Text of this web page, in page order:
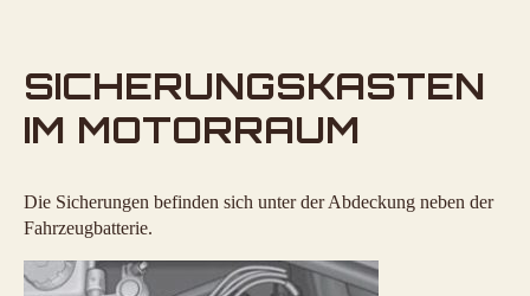
SICHERUNGSKASTEN
IM MOTORRAUM
Die Sicherungen befinden sich unter der Abdeckung neben der
Fahrzeugbatterie.